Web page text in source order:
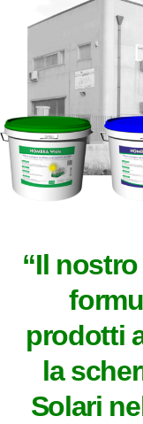
“Il
prodotti
la
Solari